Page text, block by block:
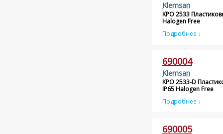
Klemsan
KPO 2533
Halogen Free
Подробнее ↓
690004
Klemsan
KPO 2533-D
IP65 Halogen Free
Подробнее ↓
690005